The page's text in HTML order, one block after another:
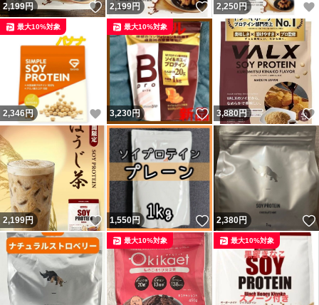
2,199円 いいね！
2,199円 いいね！
2,250 円
2,346円 いいね！
最大10%対象
3,230円 いいね！
最大10%対象
3,880円
2,199円 いいね！
1,550円 いいね！
2,380円
最大10%対象 最大10%対象